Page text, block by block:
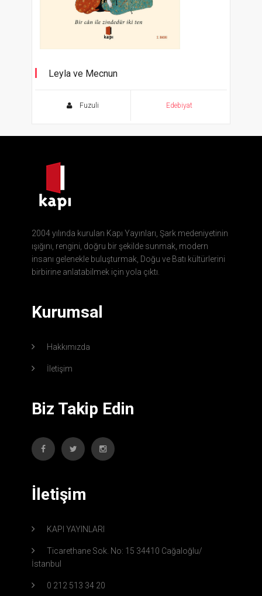
Leyla ve Mecnun
Fuzuli Edebiyat
2004 yılında kurulan Kapı Yayınları, Şark medeniyetinin
ışığını, rengini, doğru bir şekilde sunmak, modern
insanı gelenekle buluşturmak, Doğu ve Batı kültürlerini
birbirine anlatabilmek için yola çıktı.
Kurumsal
Hakkımızda
İletişim
Biz Takip Edin
İletişim
KAPI YAYINLARI
Ticarethane Sok. No: 15 34410 Cağaloğlu/
İstanbul
0 212 513 34 20